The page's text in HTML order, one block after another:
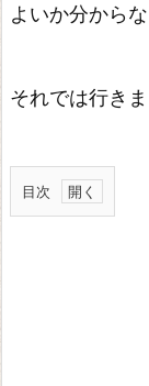
よいか分から
それでは行き
目次
基